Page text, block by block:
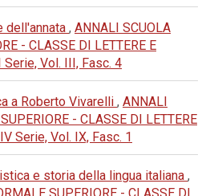
dell'annata , ANNALI SCUOLA
- CLASSE DI LETTERE E
Serie, Vol. III, Fasc. 4
a Roberto Vivarelli , ANNALI
- CLASSE DI LETTERE
Serie, Vol. IX, Fasc. 1
e storia della lingua italiana ,